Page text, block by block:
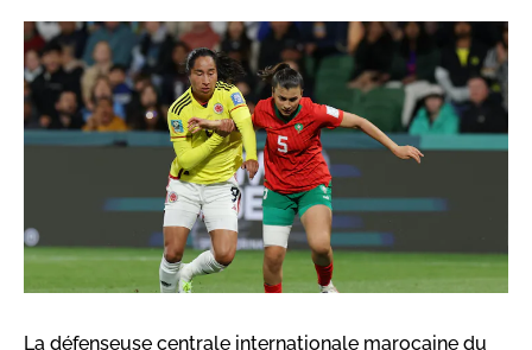
La défenseuse centrale internationale marocaine du